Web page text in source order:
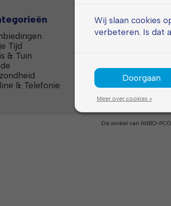
Tijd
& Tuin
& Telefonie
Algemeen
Klantenservice
Algemene
Privacy policy
De winkel van ANBO-
Wij slaan cookies
verbeteren. Is dat
Doorgaan
Meer over cookies »